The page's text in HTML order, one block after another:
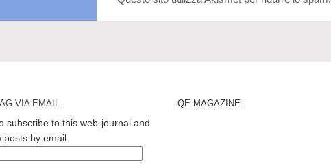
VIA EMAIL
subscribe to this web-journal and
by email.
QE-MAGAZINE